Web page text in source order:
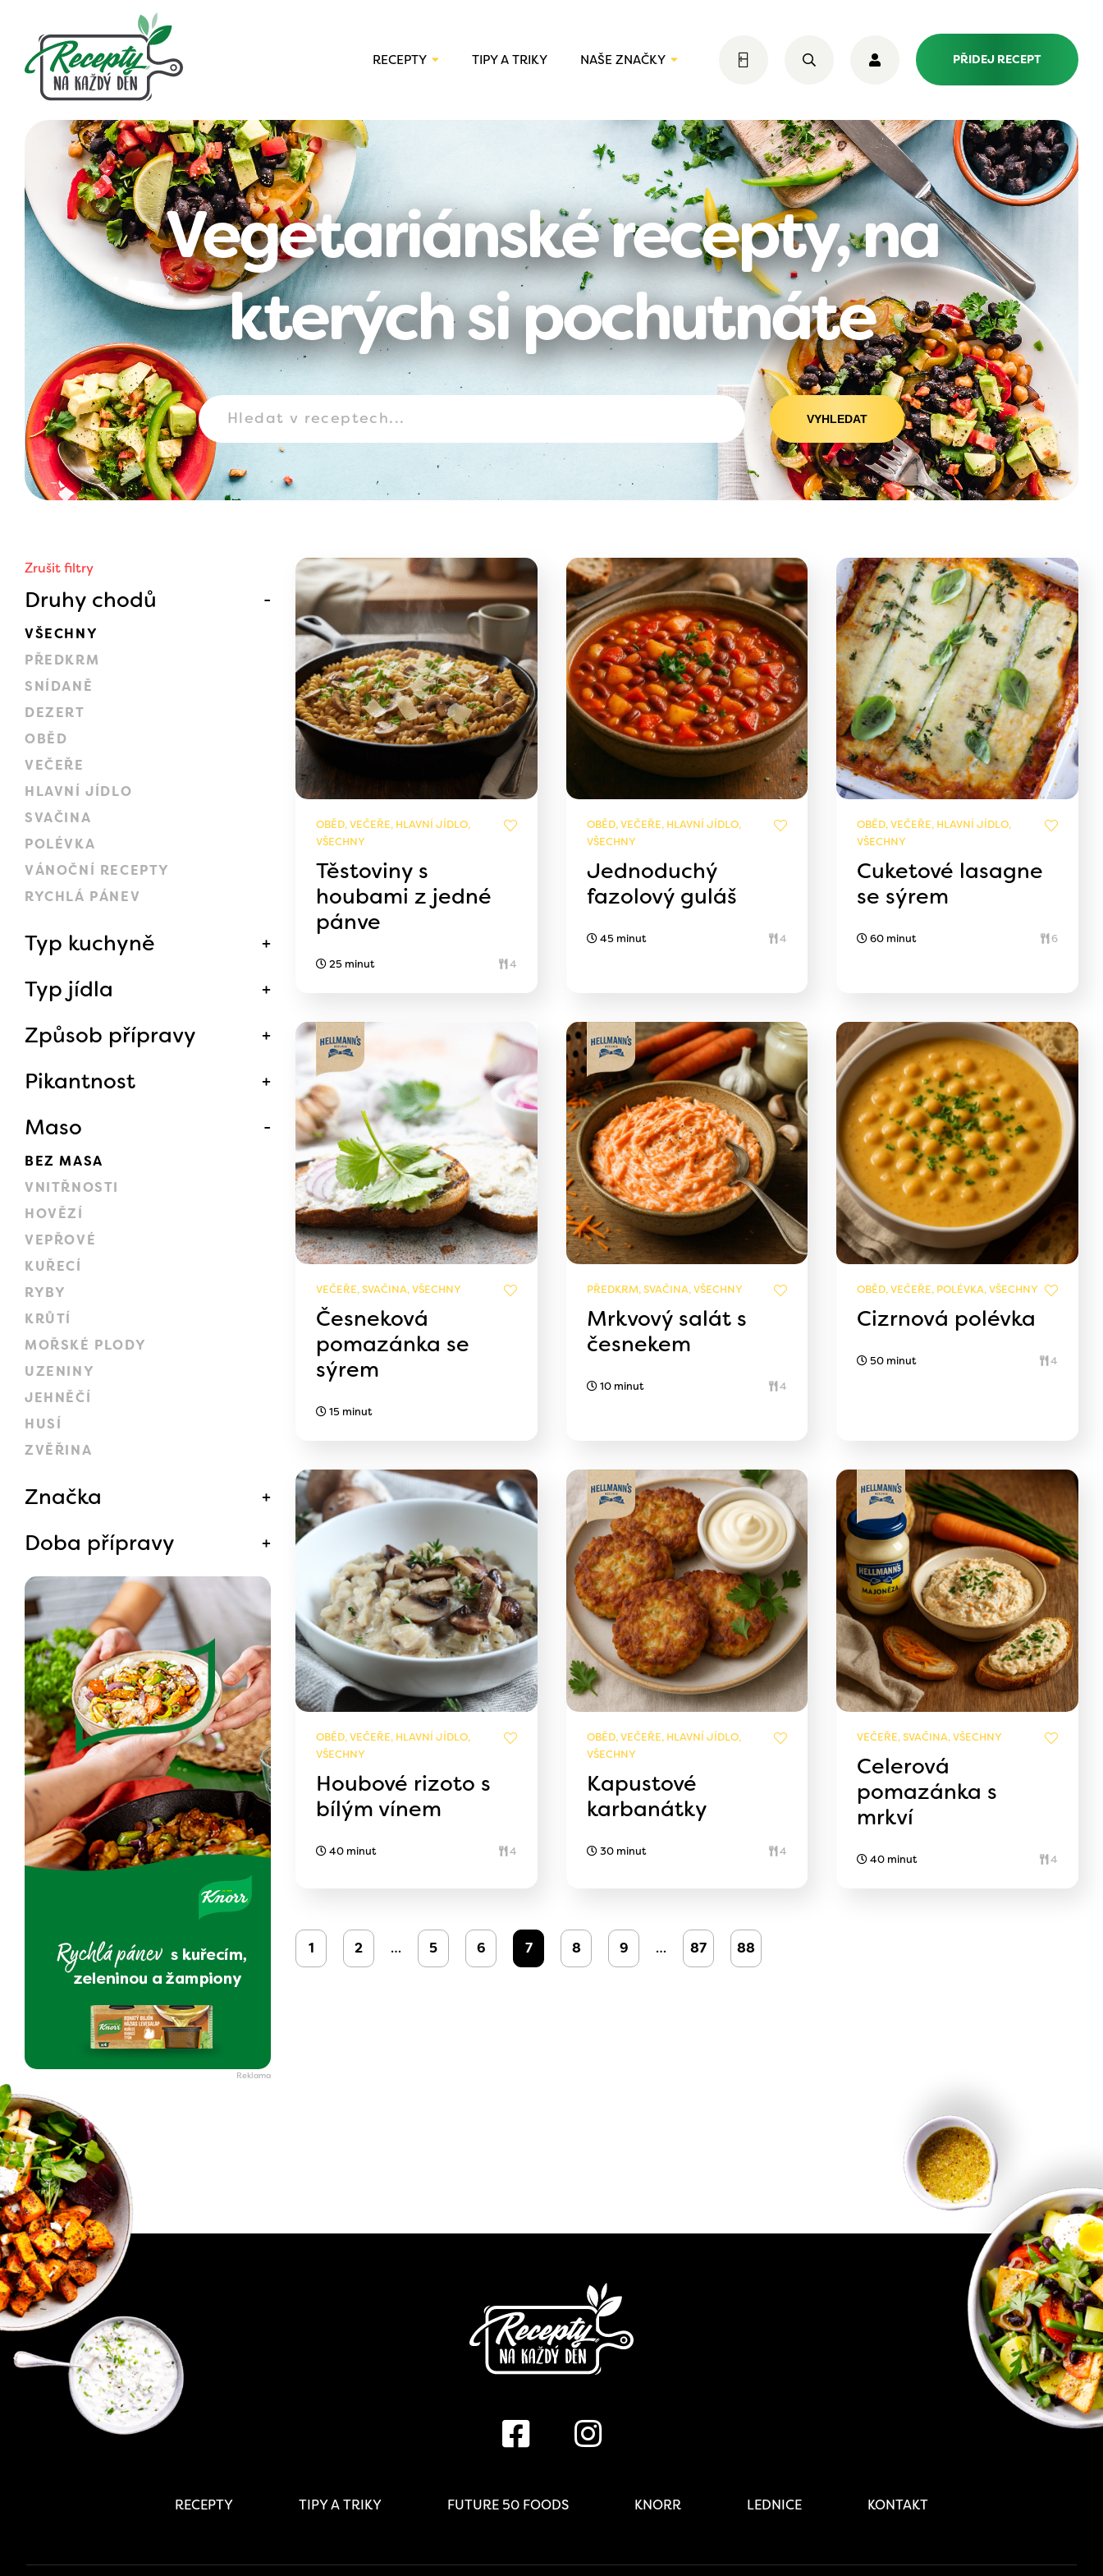
RECEPTY TIPY A TRIKY NAŠE ZNAČKY PŘIDEJ RECEPT
Vegetariánské recepty, na
kterých si pochutnáte
VYHLEDAT
Zrušit filtry
Druhy chodů
VŠECHNY
PŘEDKRM
SNÍDANĚ
DEZERT
OBĚD
VEČEŘE
HLAVNÍ JÍDLO
SVAČINA
POLÉVKA
VÁNOČNÍ RECEPTY
RYCHLÁ PÁNEV
Typ kuchyně
Typ jídla
Způsob přípravy
Pikantnost
Maso
BEZ MASA
VNITŘNOSTI
HOVĚZÍ
VEPŘOVÉ
KUŘECÍ
RYBY
KRŮTÍ
MOŘSKÉ PLODY
UZENINY
JEHNĚČÍ
HUSÍ
ZVĚŘINA
Značka
Doba přípravy
OBĚD, VEČEŘE, HLAVNÍ JÍDLO,
VŠECHNY
Těstoviny s
houbami z jedné
pánve
25 minut 4
OBĚD, VEČEŘE, HLAVNÍ JÍDLO,
VŠECHNY
Jednoduchý
fazolový guláš
45 minut 4
OBĚD, VEČEŘE, HLAVNÍ JÍDLO,
VŠECHNY
Cuketové lasagne
se sýrem
60 minut 6
VEČEŘE, SVAČINA, VŠECHNY
Česneková
pomazánka se
sýrem
15 minut
PŘEDKRM, SVAČINA, VŠECHNY
Mrkvový salát s
česnekem
10 minut 4
OBĚD, VEČEŘE, POLÉVKA, VŠECHNY
Cizrnová polévka
50 minut 4
OBĚD, VEČEŘE, HLAVNÍ JÍDLO,
VŠECHNY
Houbové rizoto s
bílým vínem
40 minut 4
OBĚD, VEČEŘE, HLAVNÍ JÍDLO,
VŠECHNY
Kapustové
karbanátky
30 minut 4
VEČEŘE, SVAČINA, VŠECHNY
Celerová
pomazánka s
mrkví
40 minut 4
1 2 … 5 6 7 8 9 … 87 88
RECEPTY TIPY A TRIKY FUTURE 50 FOODS KNORR LEDNICE KONTAKT